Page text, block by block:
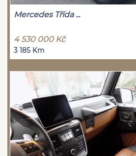
Mercedes Třída ...
4 530 000 Kč
3 185 Km